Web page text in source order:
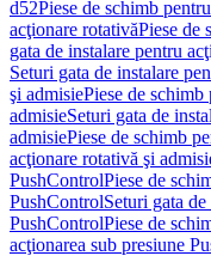
d52Piese de schimb
acţionare rotativăPiese de
gata de instalare pentru
Seturi gata de instalare
şi admisiePiese de
admisieSeturi gata de
admisiePiese de schimb
acţionare rotativă şi
PushControlPiese de
PushControlSeturi gata
PushControlPiese de
acţionarea sub presiune